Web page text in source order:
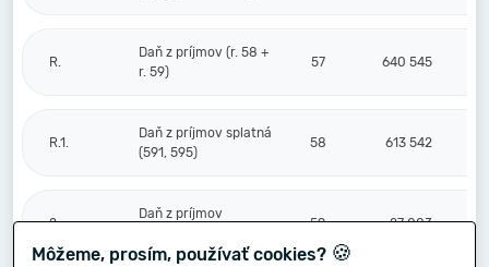
R.
Daň z príjmov (r. 58 +
r. 59)
57 640 545
R.1.
Daň z príjmov splatná
(591, 595)
58 613 542
2.
Daň z príjmov
59 27 003
Môžeme, prosím, používať cookies? 🍪